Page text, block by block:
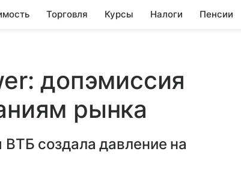
Торговля Курсы Налоги Пенсии
допэмиссия
рынка
создала давление на